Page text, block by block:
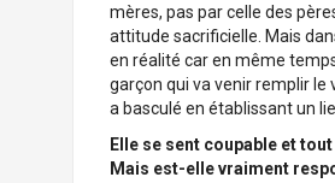
mères, pas par celle des
attitude sacrificielle. Mais
en réalité car en même
garçon qui va venir remplir le
a basculé en établissant un
Elle se sent coupable et
Mais est-elle vraiment